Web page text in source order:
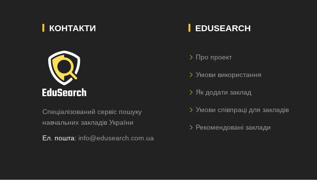
КОНТАКТИ
Спеціалізований сервіс пошуку
навчальних закладів України
Ел. пошта: info@edusearch.com.ua
EDUSEARCH
Про проект
Умови використання
Як додати заклад
Умови співпраці для закладів
Рекомендовані заклади